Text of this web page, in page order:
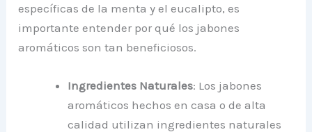
específicas de la menta y el eucalipto, es
importante entender por qué los jabones
aromáticos son tan beneficiosos.
Ingredientes Naturales: Los jabones
aromáticos hechos en casa o de alta
calidad utilizan ingredientes naturales